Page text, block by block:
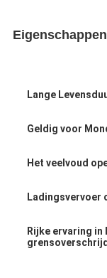
Eigenschappen
Lange
Geldig voor
Het veelvoud
Ladingsvervoer
Rijke ervaring